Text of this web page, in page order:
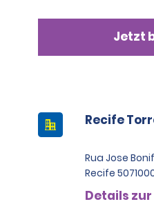
Jetzt
Recife
Rua Jose
Recife
Details